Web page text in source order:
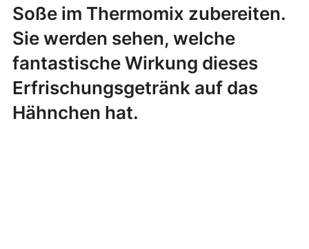
Soße im Thermomix zubereiten.
Sie werden sehen, welche
fantastische Wirkung dieses
Erfrischungsgetränk auf das
Hähnchen hat.